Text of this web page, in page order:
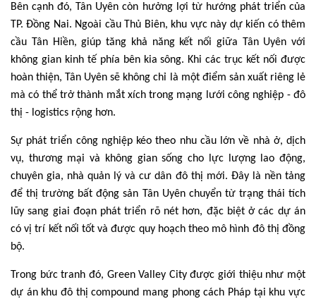
Bên cạnh đó, Tân Uyên còn hưởng lợi từ hướng phát triển của
TP. Đồng Nai. Ngoài cầu Thủ Biên, khu vực này dự kiến có thêm
cầu Tân Hiền, giúp tăng khả năng kết nối giữa Tân Uyên với
không gian kinh tế phía bên kia sông. Khi các trục kết nối được
hoàn thiện, Tân Uyên sẽ không chỉ là một điểm sản xuất riêng lẻ
mà có thể trở thành mắt xích trong mạng lưới công nghiệp - đô
thị - logistics rộng hơn.
Sự phát triển công nghiệp kéo theo nhu cầu lớn về nhà ở, dịch
vụ, thương mại và không gian sống cho lực lượng lao động,
chuyên gia, nhà quản lý và cư dân đô thị mới. Đây là nền tảng
để thị trường bất động sản Tân Uyên chuyển từ trạng thái tích
lũy sang giai đoạn phát triển rõ nét hơn, đặc biệt ở các dự án
có vị trí kết nối tốt và được quy hoạch theo mô hình đô thị đồng
bộ.
Trong bức tranh đó, Green Valley City được giới thiệu như một
dự án khu đô thị compound mang phong cách Pháp tại khu vực